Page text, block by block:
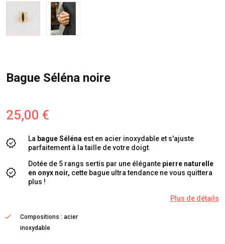
Bague Séléna noire
25,00 €
La bague Séléna est en acier inoxydable et s'ajuste
parfaitement à la taille de votre doigt.
Dotée de 5 rangs sertis par une élégante pierre naturelle
en onyx noir, cette bague ultra tendance ne vous quittera
plus !
Plus de détails
Compositions : acier
inoxydable